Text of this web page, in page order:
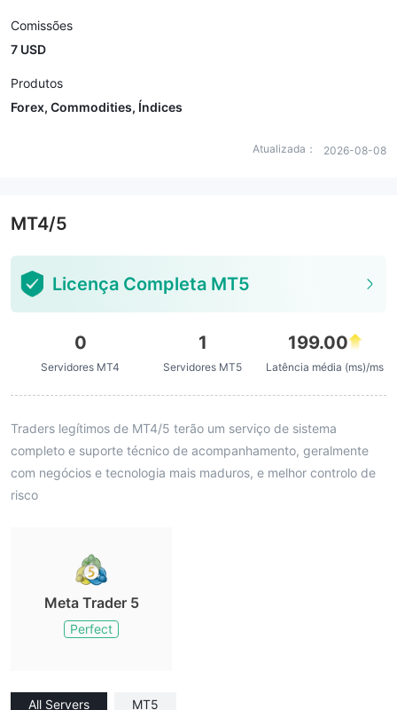
Comissões
7 USD
Produtos
Forex, Commodities, Índices
Atualizada： 2026-08-08
MT4/5
Licença Completa MT5
0
Servidores MT4
1
Servidores MT5
199.00
Latência média (ms)/ms
Traders legítimos de MT4/5 terão um serviço de sistema
completo e suporte técnico de acompanhamento, geralmente
com negócios e tecnologia mais maduros, e melhor controlo de
risco
Meta Trader 5
Perfect
All Servers MT5